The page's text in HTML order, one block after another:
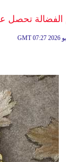
الفضالة
GMT